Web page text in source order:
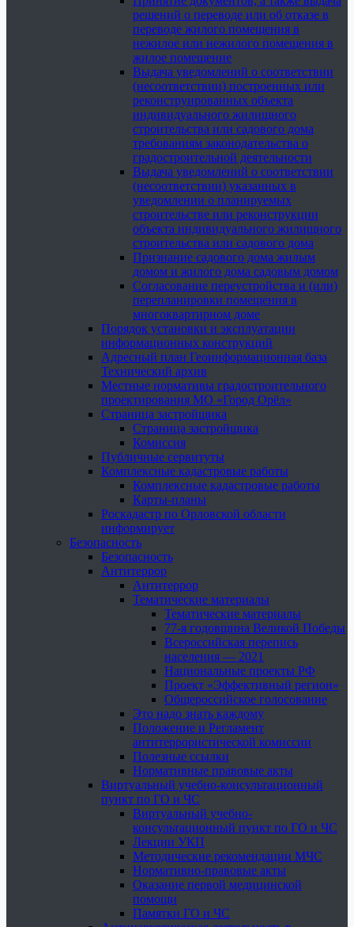
решений о переводе или об отказе в
переводе жилого помещения в
нежилое или нежилого помещения в
жилое помещение
Выдача уведомлений о соответствии
(несоответствии) построенных или
реконструированных объекта
индивидуального жилищного
строительства или садового дома
требованиям законодательства о
градостроительной деятельности
Выдача уведомлений о соответствии
(несоответствии) указанных в
уведомлении о планируемых
строительстве или реконструкции
объекта индивидуального жилищного
строительства или садового дома
Признание садового дома жилым
домом и жилого дома садовым домом
Согласование переустройства и (или)
перепланировки помещения в
многоквартирном доме
Порядок установки и эксплуатации
информационных конструкций
Адресный план Геоинформационная база
Технический архив
Местные нормативы градостроительного
проектирования МО «Город Орёл»
Страница застройщика
Страница застройщика
Комиссия
Публичные сервитуты
Комплексные кадастровые работы
Комплексные кадастровые работы
Карты-планы
Роскадастр по Орловской области
информирует
Безопасность
Безопасность
Антитеррор
Антитеррор
Тематические материалы
Тематические материалы
77-я годовщина Великой Победы
Всероссийская перепись
населения — 2021
Национальные проекты РФ
Проект «Эффективный регион»
Общероссийское голосование
Это надо знать каждому
Положение и Регламент
антитеррористической комиссии
Полезные ссылки
Нормативные правовые акты
Виртуальный учебно-консультационный
пункт по ГО и ЧС
Виртуальный учебно-
консультационный пункт по ГО и ЧС
Лекции УКП
Методические рекомендации МЧС
Нормативно-правовые акты
Оказание первой медицинской
помощи
Памятки ГО и ЧС